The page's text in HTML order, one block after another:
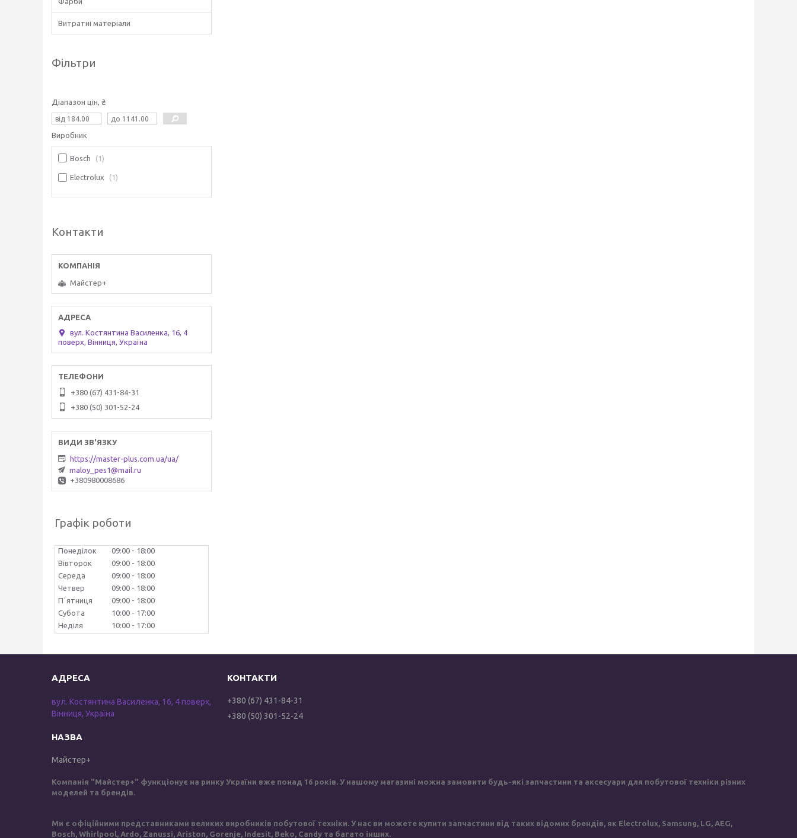
Витратні матеріали
Фільтри
Діапазон цін, ₴
Виробник
Bosch 1
Electrolux 1
Контакти
Майстер+
вул. Костянтина Василенка, 16, 4
поверх, Вінниця, Україна
+380 (67) 431-84-31
+380 (50) 301-52-24
https://master-plus.com.ua/ua/
maloy_pes1@mail.ru
+380980008686
Графік роботи
Понеділок 09:00
18:00
Вівторок
09:00
18:00
Середа
09:00
18:00
Четвер
09:00
18:00
Пʼятниця
09:00
18:00
Субота
10:00
17:00
Неділя
10:00 17:00
вул. Костянтина Василенка, 16, 4 поверх,
Вінниця, Україна
Майстер+
+380 (67) 431-84-31
+380 (50) 301-52-24
Компанія "Майстер+" функціонує на ринку України вже понад 16 років. У нашому магазині можна замовити будь-які запчастини та аксесуари для побутової техніки різних
моделей та брендів.
Ми є офіційними представниками великих виробників побутової техніки. У нас ви можете купити запчастини від таких відомих брендів, як Electrolux, Samsung, LG, AEG,
Bosch, Whirlpool, Ardo, Zanussi, Ariston, Gorenje, Indesit, Beko, Candy та багато інших.